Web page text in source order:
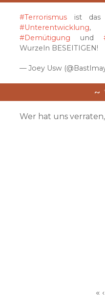
#Terrorismus ist das
#Unterentwicklung
#Demütigung und
Wurzeln BESEITIGEN!
— Joey Usw
Wer hat uns